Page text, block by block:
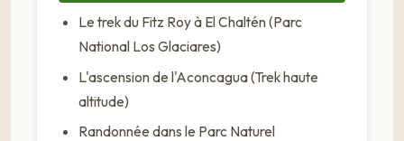
Le trek du Fitz Roy à El Chaltén (Parc
National Los Glaciares)
L'ascension de l'Aconcagua (Trek haute
altitude)
Randonnée dans le Parc Naturel